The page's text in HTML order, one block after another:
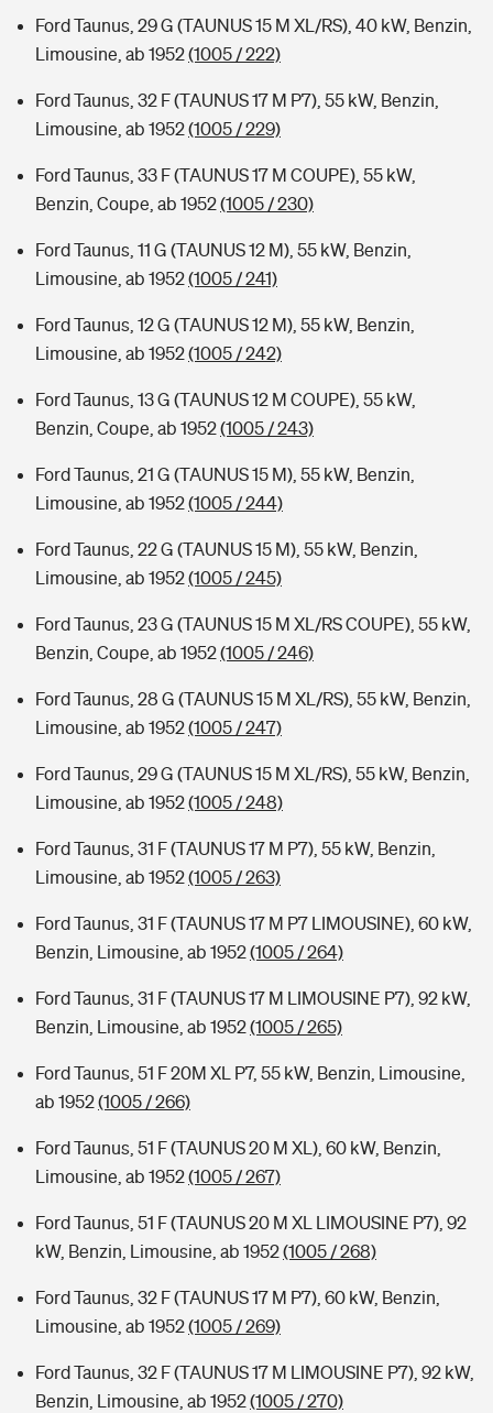
Ford Taunus, 29 G (TAUNUS 15 M XL/RS), 40 kW, Benzin,
Limousine, ab 1952(1005 / 222)
Ford Taunus, 32 F (TAUNUS 17 M P7), 55 kW, Benzin,
Limousine, ab 1952(1005 / 229)
Ford Taunus, 33 F (TAUNUS 17 M COUPE), 55 kW,
Benzin, Coupe, ab 1952(1005 / 230)
Ford Taunus, 11 G (TAUNUS 12 M), 55 kW, Benzin,
Limousine, ab 1952(1005 / 241)
Ford Taunus, 12 G (TAUNUS 12 M), 55 kW, Benzin,
Limousine, ab 1952(1005 / 242)
Ford Taunus, 13 G (TAUNUS 12 M COUPE), 55 kW,
Benzin, Coupe, ab 1952(1005 / 243)
Ford Taunus, 21 G (TAUNUS 15 M), 55 kW, Benzin,
Limousine, ab 1952(1005 / 244)
Ford Taunus, 22 G (TAUNUS 15 M), 55 kW, Benzin,
Limousine, ab 1952(1005 / 245)
Ford Taunus, 23 G (TAUNUS 15 M XL/RS COUPE), 55 kW,
Benzin, Coupe, ab 1952(1005 / 246)
Ford Taunus, 28 G (TAUNUS 15 M XL/RS), 55 kW, Benzin,
Limousine, ab 1952(1005 / 247)
Ford Taunus, 29 G (TAUNUS 15 M XL/RS), 55 kW, Benzin,
Limousine, ab 1952(1005 / 248)
Ford Taunus, 31 F (TAUNUS 17 M P7), 55 kW, Benzin,
Limousine, ab 1952(1005 / 263)
Ford Taunus, 31 F (TAUNUS 17 M P7 LIMOUSINE), 60 kW,
Benzin, Limousine, ab 1952(1005 / 264)
Ford Taunus, 31 F (TAUNUS 17 M LIMOUSINE P7), 92 kW,
Benzin, Limousine, ab 1952(1005 / 265)
Ford Taunus, 51 F 20M XL P7, 55 kW, Benzin, Limousine,
ab 1952(1005 / 266)
Ford Taunus, 51 F (TAUNUS 20 M XL), 60 kW, Benzin,
Limousine, ab 1952(1005 / 267)
Ford Taunus, 51 F (TAUNUS 20 M XL LIMOUSINE P7), 92
kW, Benzin, Limousine, ab 1952(1005 / 268)
Ford Taunus, 32 F (TAUNUS 17 M P7), 60 kW, Benzin,
Limousine, ab 1952(1005 / 269)
Ford Taunus, 32 F (TAUNUS 17 M LIMOUSINE P7), 92 kW,
Benzin, Limousine, ab 1952(1005 / 270)